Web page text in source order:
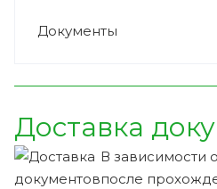
Документы
Доставка
В зависимости
после